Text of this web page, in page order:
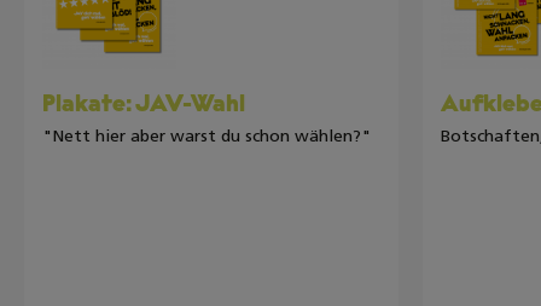
Plakate: JAV-Wahl
"Nett hier aber warst du schon wählen?"